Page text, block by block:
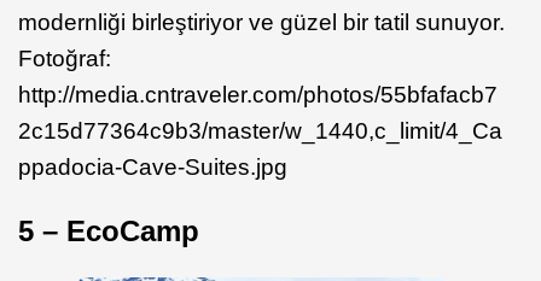
modernliği birleştiriyor ve güzel bir tatil sunuyor.
Fotoğraf:
http://media.cntraveler.com/photos/55bfafacb7
2c15d77364c9b3/master/w_1440,c_limit/4_Ca
ppadocia-Cave-Suites.jpg
5 – EcoCamp